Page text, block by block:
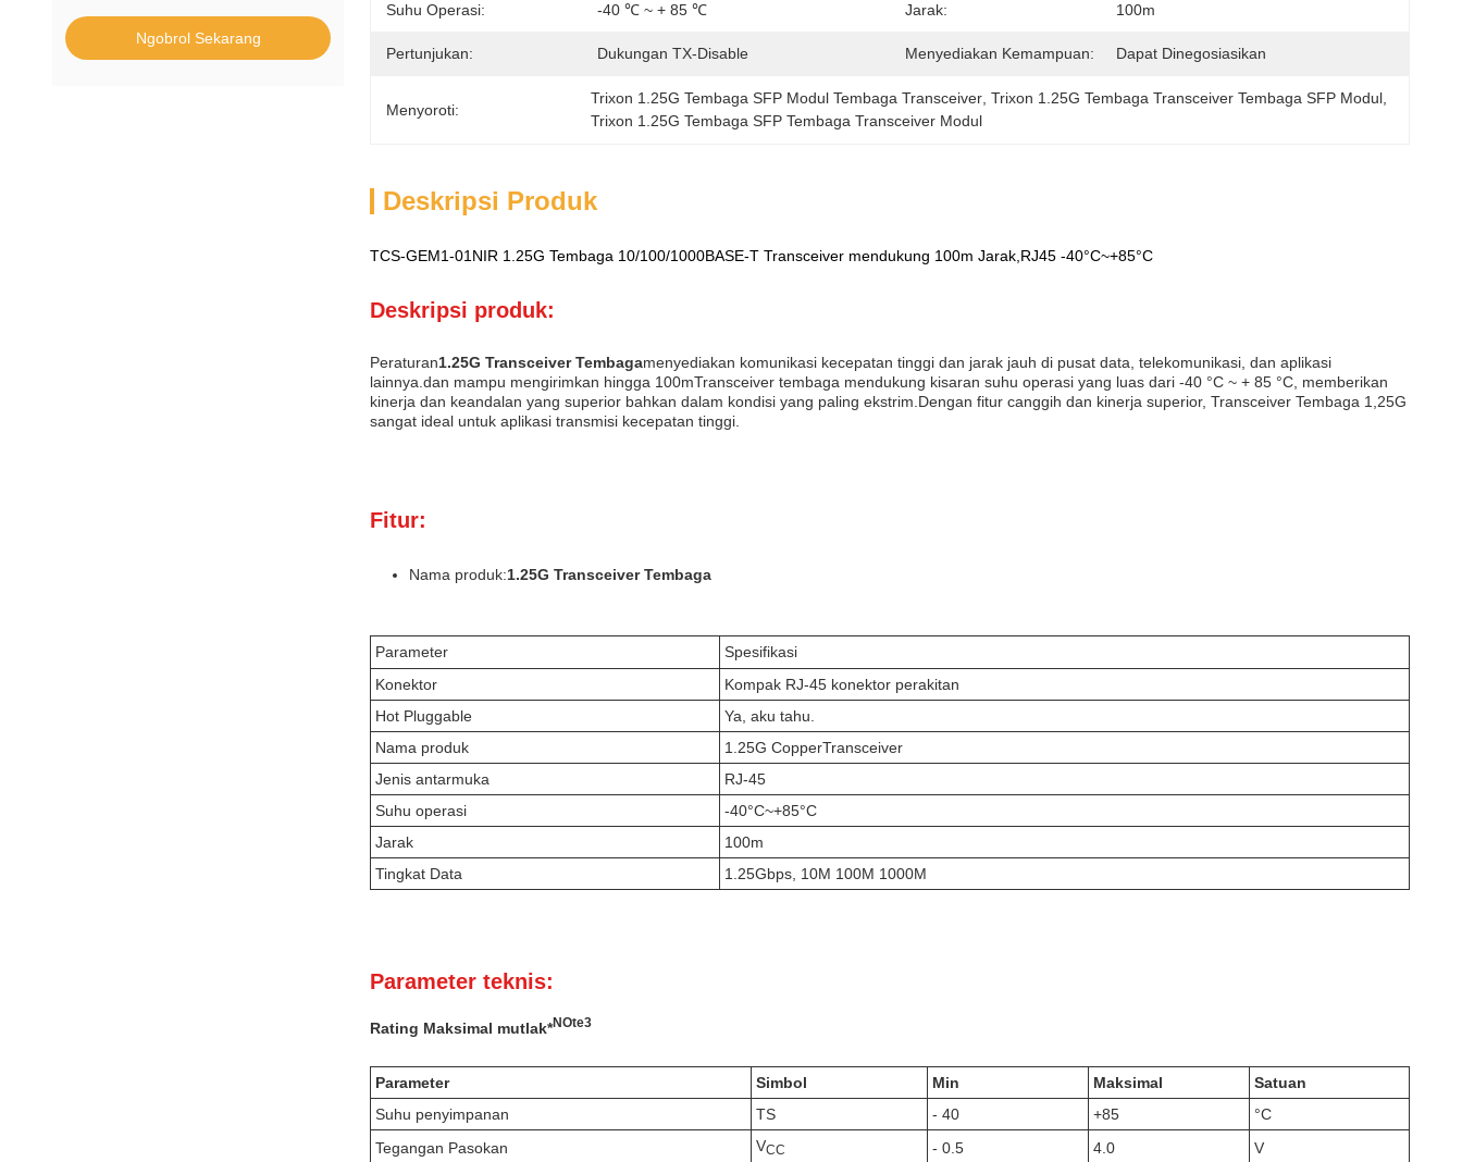
Ngobrol Sekarang
Suhu Operasi: -40 ℃ ~ + 85 ℃ Jarak: 100m
Pertunjukan: Dukungan TX-Disable Menyediakan Kemampuan: Dapat Dinegosiasikan
Menyoroti:
Trixon 1.25G Tembaga SFP Modul Tembaga Transceiver , Trixon 1.25G Tembaga Transceiver Tembaga SFP Modul
Trixon 1.25G Tembaga SFP Tembaga Transceiver Modul
Deskripsi Produk
TCS-GEM1-01NIR 1.25G Tembaga 10/100/1000BASE-T Transceiver mendukung 100m Jarak,RJ45 -40°C~+85°C
Deskripsi produk:
Peraturan1.25G Transceiver Tembagamenyediakan komunikasi kecepatan tinggi dan jarak jauh di pusat data, telekomunikasi, dan aplikasi
lainnya.dan mampu mengirimkan hingga 100mTransceiver tembaga mendukung kisaran suhu operasi yang luas dari -40 °C ~ + 85 °C, memberikan
kinerja dan keandalan yang superior bahkan dalam kondisi yang paling ekstrim.Dengan fitur canggih dan kinerja superior, Transceiver Tembaga 1,25G
sangat ideal untuk aplikasi transmisi kecepatan tinggi.
Fitur:
Nama produk:1.25G Transceiver Tembaga
Parameter
Spesifikasi
Konektor
Kompak RJ-45 konektor perakitan
Hot Pluggable
Ya, aku tahu.
Nama produk
1.25G CopperTransceiver
Jenis antarmuka
RJ-45
Suhu operasi
-40°C~+85°C
Jarak
100m
Tingkat Data
1.25Gbps, 10M 100M 1000M
Parameter teknis:
Rating Maksimal mutlak*NOte3
Parameter Simbol Min Maksimal
Satuan
Suhu penyimpanan
TS - 40 +85
°C
Tegangan Pasokan
VCC - 0.5 4.0
V